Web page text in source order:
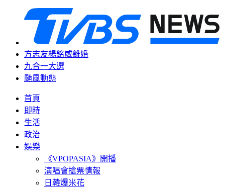
方志友楊銘威離婚
九合一大選
颱風動態
首頁
即時
生活
政治
娛樂
《VPOPASIA》開播
演唱會搶票情報
日韓爆米花